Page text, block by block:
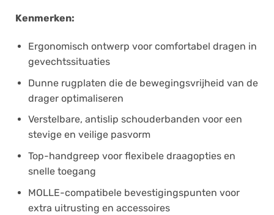
Kenmerken:
Ergonomisch ontwerp voor comfortabel dragen in
gevechtssituaties
Dunne rugplaten die de bewegingsvrijheid van de
drager optimaliseren
Verstelbare, antislip schouderbanden voor een
stevige en veilige pasvorm
Top-handgreep voor flexibele draagopties en
snelle toegang
MOLLE-compatibele bevestigingspunten voor
extra uitrusting en accessoires